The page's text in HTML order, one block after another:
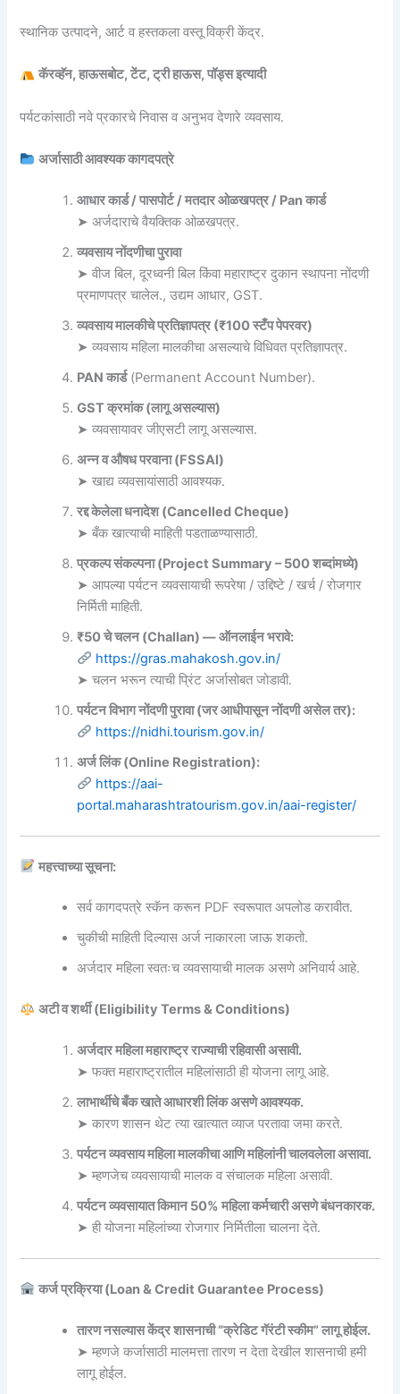
स्थानिक उत्पादने, आर्ट व हस्तकला वस्तू विक्री केंद्र.
कॅरव्हॅन, हाऊसबोट, टेंट, ट्री हाऊस, पॉड्स इत्यादी
पर्यटकांसाठी नवे प्रकारचे निवास व अनुभव देणारे व्यवसाय.
अर्जासाठी आवश्यक कागदपत्रे
आधार कार्ड / पासपोर्ट / मतदार ओळखपत्र / Pan कार्ड
➤ अर्जदाराचे वैयक्तिक ओळखपत्र.
व्यवसाय नोंदणीचा पुरावा
➤ वीज बिल, दूरध्वनी बिल किंवा महाराष्ट्र दुकान स्थापना नोंदणी
प्रमाणपत्र चालेल., उद्यम आधार, GST.
व्यवसाय मालकीचे प्रतिज्ञापत्र (₹100 स्टँप पेपरवर)
➤ व्यवसाय महिला मालकीचा असल्याचे विधिवत प्रतिज्ञापत्र.
PAN कार्ड(Permanent Account Number).
GST क्रमांक (लागू असल्यास)
➤ व्यवसायावर जीएसटी लागू असल्यास.
अन्न व औषध परवाना (FSSAI)
➤ खाद्य व्यवसायांसाठी आवश्यक.
रद्द केलेला धनादेश (Cancelled Cheque)
➤ बँक खात्याची माहिती पडताळण्यासाठी.
प्रकल्प संकल्पना (Project Summary – 500 शब्दांमध्ये)
➤ आपल्या पर्यटन व्यवसायाची रूपरेषा / उद्दिष्टे / खर्च / रोजगार
निर्मिती माहिती.
₹50 चे चलन (Challan) — ऑनलाईन भरावे:
https://gras.mahakosh.gov.in/
➤ चलन भरून त्याची प्रिंट अर्जासोबत जोडावी.
पर्यटन विभाग नोंदणी पुरावा (जर आधीपासून नोंदणी असेल तर):
https://nidhi.tourism.gov.in/
अर्ज लिंक (Online Registration):
https://aai-
portal.maharashtratourism.gov.in/aai-register/
महत्त्वाच्या सूचना:
सर्व कागदपत्रे स्कॅन करून PDF स्वरूपात अपलोड करावीत.
चुकीची माहिती दिल्यास अर्ज नाकारला जाऊ शकतो.
अर्जदार महिला स्वतःच व्यवसायाची मालक असणे अनिवार्य आहे.
अटी व शर्थी (Eligibility Terms & Conditions)
अर्जदार महिला महाराष्ट्र राज्याची रहिवासी असावी.
➤ फक्त महाराष्ट्रातील महिलांसाठी ही योजना लागू आहे.
लाभार्थीचे बँक खाते आधारशी लिंक असणे आवश्यक.
➤ कारण शासन थेट त्या खात्यात व्याज परतावा जमा करते.
पर्यटन व्यवसाय महिला मालकीचा आणि महिलांनी चालवलेला असावा.
➤ म्हणजेच व्यवसायाची मालक व संचालक महिला असावी.
पर्यटन व्यवसायात किमान 50% महिला कर्मचारी असणे बंधनकारक.
➤ ही योजना महिलांच्या रोजगार निर्मितीला चालना देते.
कर्ज प्रक्रिया (Loan & Credit Guarantee Process)
तारण नसल्यास केंद्र शासनाची “क्रेडिट गॅरंटी स्कीम” लागू होईल.
➤ म्हणजे कर्जासाठी मालमत्ता तारण न देता देखील शासनाची हमी
लागू होईल.